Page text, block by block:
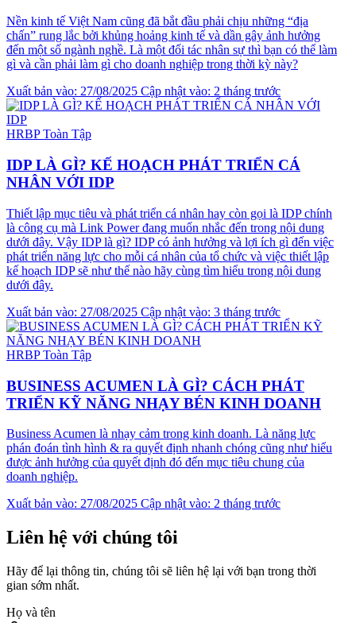
Nền kinh tế Việt Nam cũng đã bắt đầu phải chịu những “địa
chấn” rung lắc bởi khủng hoảng kinh tế và dần gây ảnh hưởng
đến một số ngành nghề. Là một đối tác nhân sự thì bạn có thể làm
gì và cần phải làm gì cho doanh nghiệp trong thời kỳ này?
Xuất bản vào: 27/08/2025 Cập nhật vào: 2 tháng trước
HRBP Toàn Tập
IDP LÀ GÌ? KẾ HOẠCH PHÁT TRIỂN CÁ
NHÂN VỚI IDP
Thiết lập mục tiêu và phát triển cá nhân hay còn gọi là IDP chính
là công cụ mà Link Power đang muốn nhắc đến trong nội dung
dưới đây. Vậy IDP là gì? IDP có ảnh hưởng và lợi ích gì đến việc
phát triển năng lực cho mỗi cá nhân của tổ chức và việc thiết lập
kế hoạch IDP sẽ như thế nào hãy cùng tìm hiểu trong nội dung
dưới đây.
Xuất bản vào: 27/08/2025 Cập nhật vào: 3 tháng trước
HRBP Toàn Tập
BUSINESS ACUMEN LÀ GÌ? CÁCH PHÁT
TRIỂN KỸ NĂNG NHẠY BÉN KINH DOANH
Business Acumen là nhạy cảm trong kinh doanh. Là năng lực
phán đoán tình hình & ra quyết định nhanh chóng cũng như hiểu
được ảnh hưởng của quyết định đó đến mục tiêu chung của
doanh nghiệp.
Xuất bản vào: 27/08/2025 Cập nhật vào: 2 tháng trước
Liên hệ với chúng tôi
Hãy để lại thông tin, chúng tôi sẽ liên hệ lại với bạn trong thời
gian sớm nhất.
Họ và tên